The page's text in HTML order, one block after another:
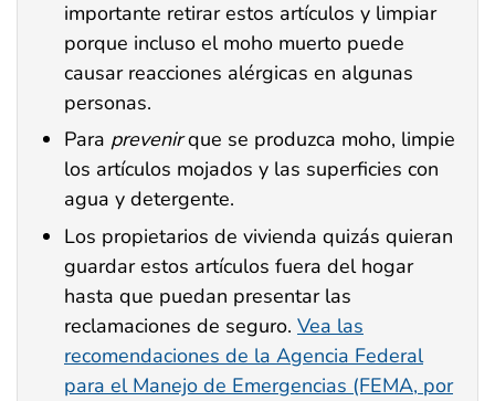
importante retirar estos artículos y limpiar
porque incluso el moho muerto puede
causar reacciones alérgicas en algunas
personas.
Para prevenirque se produzca moho, limpie
los artículos mojados y las superficies con
agua y detergente.
Los propietarios de vivienda quizás quieran
guardar estos artículos fuera del hogar
hasta que puedan presentar las
reclamaciones de seguro. Vea las
recomendaciones de la Agencia Federal
para el Manejo de Emergencias (FEMA, por